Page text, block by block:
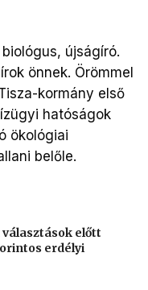
újságíró.
önnek. Örömmel
kormány első
hatóságok
ökológiai
belőle.
választások előtt
erdélyi